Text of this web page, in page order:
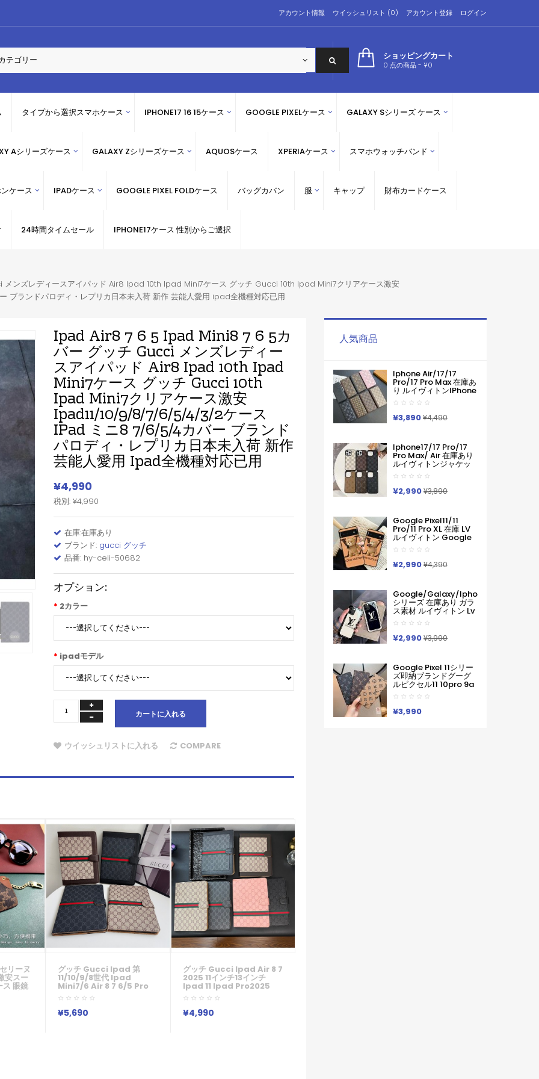
アカウント情報 ウイッシュリスト (0) アカウント登録 ログイン
ショッピングカート
0 点の商品 - ¥0
タイプから選択スマホケース IPHONE17 16 15ケース GOOGLE PIXELケース GALAXY Sシリーズ ケース
Aシリーズケース GALAXY Zシリーズケース AQUOSケース XPERIAケース スマホウォッチバンド
ケース IPADケース GOOGLE PIXEL FOLDケース バッグカバン 服 キャップ 財布カードケース
24時間タイムセール IPHONE17ケース 性別からご選択
ズレディースアイパッド Air8 Ipad 10th Ipad Mini7ケース グッチ Gucci 10th Ipad Mini7クリアケース激安
ンドパロディ・レプリカ日本未入荷 新作 芸能人愛用 ipad全機種対応已用
Ipad Air8 7 6 5 Ipad Mini8 7 6 5カ
バー グッチ Gucci メンズレディー
スアイパッド Air8 Ipad 10th Ipad
Mini7ケース グッチ Gucci 10th
Ipad Mini7クリアケース激安
Ipad11/10/9/8/7/6/5/4/3/2ケース
IPad ミニ8 7/6/5/4カバー ブランド
パロディ・レプリカ日本未入荷 新作
芸能人愛用 Ipad全機種対応已用
¥4,990
税別: ¥4,990
在庫:在庫あり
ブランド: gucci グッチ
品番: hy-celi-50682
オプション:
2カラー
ipadモデル
カートに入れる
ウイッシュリストに入れる COMPARE
リーヌ
安スー
ス 眼鏡
グッチ Gucci Ipad 第
11/10/9/8世代 Ipad
Mini7/6 Air 8 7 6/5 Pro
2025 Ipad Air8 7 2025 11
インチ13インチ Ipad 11ケー
ス グッチ GG モノグラムウ
ェビング付き手帳型 IPad
¥5,690
グッチ Gucci Ipad Air 8 7
2025 11インチ13インチ
Ipad 11 Ipad Pro2025
IPad Mini 7 Air 8 7 6 5ケ
ース11インチ グッチ風 GG
モノグラムウェビング付き
手帳型 IPad ケース Gucci
¥4,990
人気商品
Iphone Air/17/17
Pro/17 Pro Max 在庫あ
り ルイヴィトンiPhone
Air 17pro Max 16 15
Pro Maxケース手帳型
ブランドグッチカード
入れ IPhone17 16 15 14
Iphone11 12 13 14 手帳
型ケース メンズ本革製
スマホケース アイフォ
ン15 14 13 Pro Max 手
帳 携帯ケース
¥3,890¥4,490
Iphone17/17 Pro/17
Pro Max/ Air 在庫あり
ルイヴィトンジャケッ
ト型モノグラムダミエ
アイホンケース17 16 15
14 Pro Max 15 Plus 激
安革製メンズレディー
Max 16 15 Pro Maxケー
スカバー
¥2,990¥3,890
Google Pixel11/11
Pro/11 Pro XL 在庫 LV
ルイヴィトン Google
Pixel 11 10 Pro 9a 6 7a
8 9pro Iphone 16 17
Pro Max Galaxy S26
ケースハイブランド フ
番プリント ルイヴィト
ンGooglePixel6 Pixel7
Pixel8 9グーグ熊柄ル
ピクセル スマホケース
軽い 薄い ハードケース
Pixelなど全機種対応
¥2,990¥4,390
Google/galaxy/iphone
シリーズ 在庫あり ガラ
ス素材 ルイヴィトン Lv
Google Pixel 10a 10
Pro Xl 9a 8 7 Galaxy
A36 S26 Ultra S25 ア
イフォン17 Pro Max 16
ースサムソン ギャラク
シー S26 S25s24 S23
Ultraケース ルイヴィト
ン Lv ブランド レディー
ス男性女性 Google
¥2,990¥3,990
Google Pixel 11シリー
ズ即納ブランドグーグ
ルピクセル11 10pro 9a
8 Pro 7a 9proXL 手帳
型GalaxyS25 S26 S24
A55 A54 A53 アイフォ
ン16 15 18 17ケースルイ
¥3,990